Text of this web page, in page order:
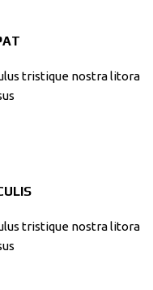
tristique nostra litora
tristique nostra litora